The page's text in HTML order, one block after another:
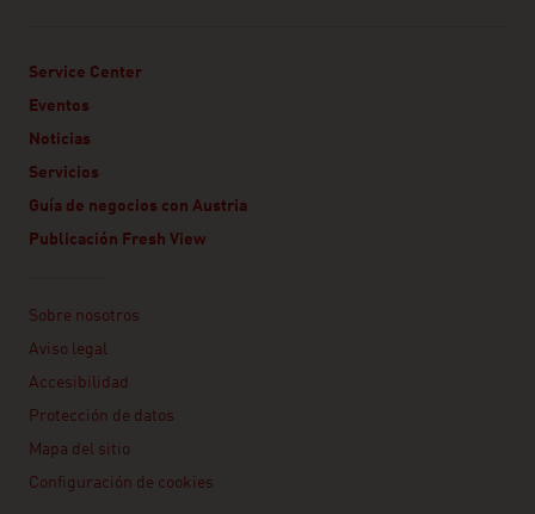
Service Center
Eventos
Noticias
Servicios
Guía de negocios con Austria
Publicación Fresh View
Sobre nosotros
Aviso legal
Accesibilidad
Protección de datos
Mapa del sitio
Configuración de cookies